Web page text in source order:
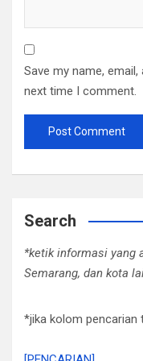
Save my name,
next time I comment.
Search
*ketik informasi yang
Semarang, dan kota
*jika kolom pencarian